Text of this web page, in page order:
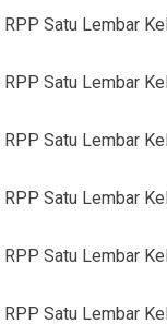
RPP Satu Lembar
RPP Satu Lembar
RPP Satu Lembar
RPP Satu Lembar
RPP Satu Lembar
RPP Satu Lembar